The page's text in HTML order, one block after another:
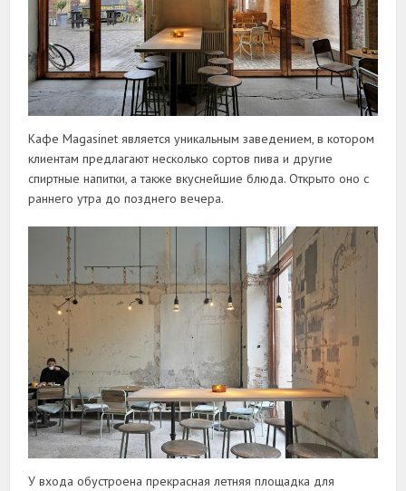
Кафе Magasinet является уникальным заведением, в котором
клиентам предлагают несколько сортов пива и другие
спиртные напитки, а также вкуснейшие блюда. Открыто оно с
раннего утра до позднего вечера.
У входа обустроена прекрасная летняя площадка для